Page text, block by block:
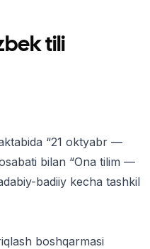
tili
“21 oktyabr —
bilan “Ona tilim —
badiiy kecha tashkil
boshqarmasi